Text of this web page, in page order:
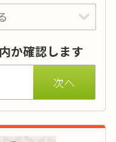
ットは870円 ※税込)。
理前の数値です。低減
対応していま
り、飽きがきま
けてご用意されて
か確認します